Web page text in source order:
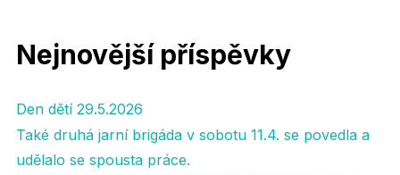
Nejnovější příspěvky
Den dětí 29.5.2026
Také druhá jarní brigáda v sobotu 11.4. se povedla a
udělalo se spousta práce.